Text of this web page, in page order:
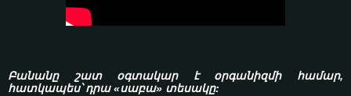
Բանանը շատ օգտակար է օրգանիզմի համար,
հատկապես՝ դրա «սաբա» տեսակը: